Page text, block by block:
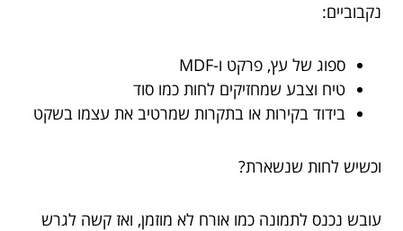
נקבוביים:
ספוג של עץ, פרקט ו-MDF
טיח וצבע שמחזיקים לחות כמו סוד
בידוד בקירות או בתקרות שמרטיב את עצמו בשקט
וכשיש לחות שנשארת?
עובש נכנס לתמונה כמו אורח לא מוזמן, ואז קשה לגרש